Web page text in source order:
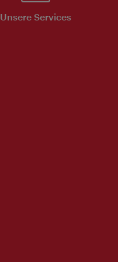
Unsere Services